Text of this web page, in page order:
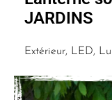
JARDINS
Extérieur, LED,